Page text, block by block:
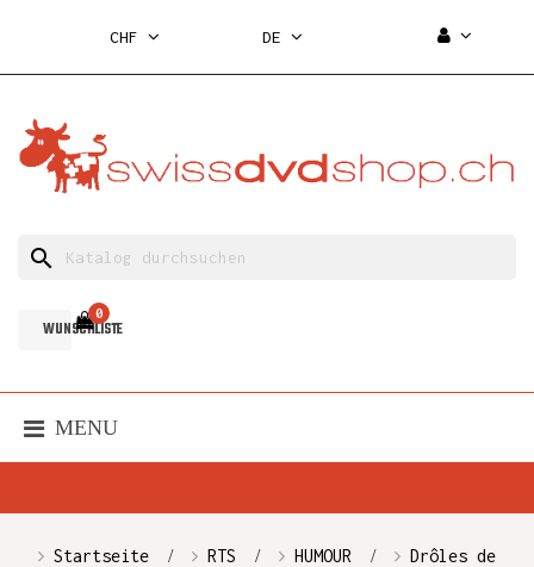
CHF DE
search
WUNSCHLISTE
0
MENU
Startseite RTS HUMOUR Drôles de